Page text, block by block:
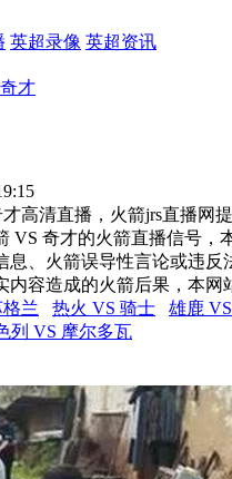
英超录像 英超资讯
才
高清直播，火箭jrs直播网
VS 奇才的火箭直播信号，
息、火箭误导性言论或违反
内容造成的火箭后果，本网
兰 热火 VS 骑士
雄鹿
列 VS 摩尔多瓦